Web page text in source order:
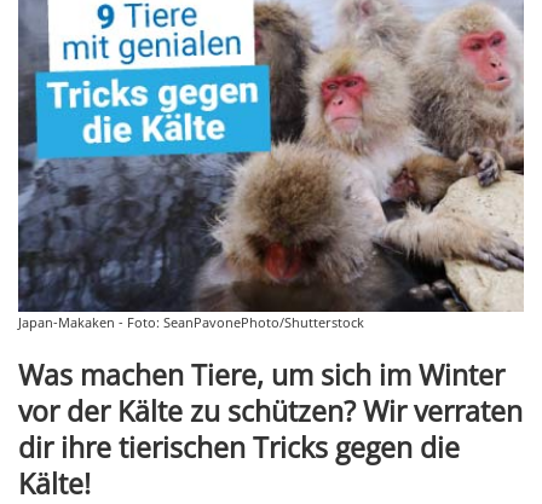
Japan-Makaken - Foto: SeanPavonePhoto/Shutterstock
Was machen Tiere, um sich im Winter
vor der Kälte zu schützen? Wir verraten
dir ihre tierischen Tricks gegen die
Kälte!